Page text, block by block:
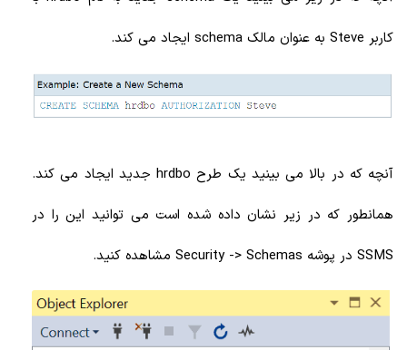
کاربر Steve به عنوان مالک schema ایجاد می کند.
آنچه که در بالا می بینید یک طرح hrdbo جدید ایجاد می کند.
همانطور که در زیر نشان داده شده است می توانید این را در
SSMS در پوشه Security -> Schemas مشاهده کنید.